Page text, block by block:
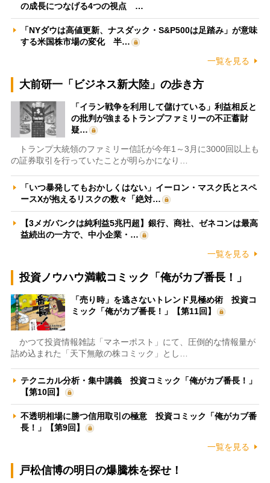
の成長につなげる4つの視点 …
「NYダウは高値更新、ナスダック・S&P500は足踏み」が意味
する米国株市場の変化 半…
一覧を見る
大前研一「ビジネス新大陸」の歩き方
「イラン戦争を利用して儲けている」利益相反と
の批判が強まるトランプファミリーの不正蓄財
疑…
トランプ大統領のファミリー信託が今年1～3月に3000回以上も
の証券取引を行っていたことが明らかになり…
「いつ暴発してもおかしくはない」イーロン・マスク氏とスペ
ースXが抱えるリスクの数々「絶対…
【3メガバンクは純利益5兆円超】銀行、商社、ゼネコンは最高
益続出の一方で、中小企業・…
一覧を見る
投資ノウハウ満載コミック「俺がカブ番長！」
「売り時」を逃さないトレンド見極め術 投資コ
ミック「俺がカブ番長！」【第11回】
かつて投資情報雑誌「マネーポスト」にて、圧倒的な情報量が
詰め込まれた「天下無敵の株コミック」とし…
テクニカル分析・集中講義 投資コミック「俺がカブ番長！」
【第10回】
不透明相場に勝つ信用取引の極意 投資コミック「俺がカブ番
長！」【第9回】
一覧を見る
戸松信博の明日の爆騰株を探せ！